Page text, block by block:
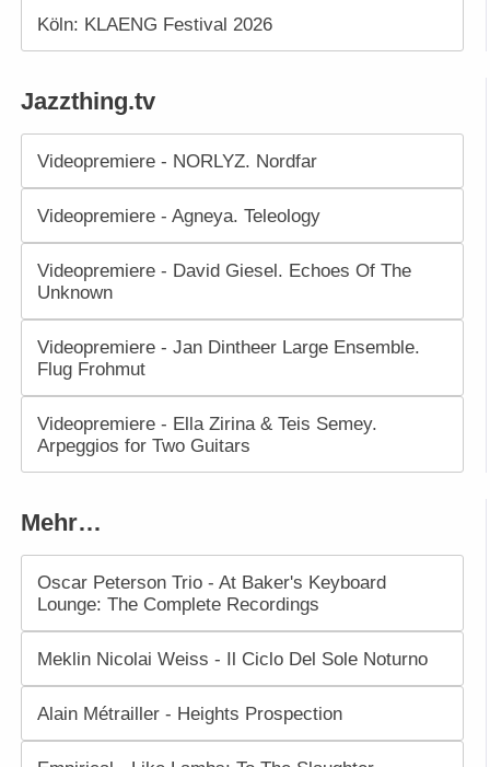
Köln: KLAENG Festival 2026
Jazzthing.tv
Videopremiere - NORLYZ. Nordfar
Videopremiere - Agneya. Teleology
Videopremiere - David Giesel. Echoes Of The
Unknown
Videopremiere - Jan Dintheer Large Ensemble.
Flug Frohmut
Videopremiere - Ella Zirina & Teis Semey.
Arpeggios for Two Guitars
Mehr…
Oscar Peterson Trio - At Baker's Keyboard
Lounge: The Complete Recordings
Meklin Nicolai Weiss - Il Ciclo Del Sole Noturno
Alain Métrailler - Heights Prospection